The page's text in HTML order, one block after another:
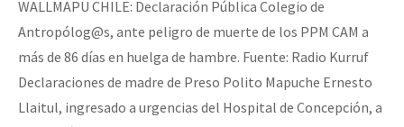
WALLMAPU CHILE: Declaración Pública Colegio de
Antropólog@s, ante peligro de muerte de los PPM CAM a
más de 86 días en huelga de hambre. Fuente: Radio Kurruf
Declaraciones de madre de Preso Polito Mapuche Ernesto
Llaitul, ingresado a urgencias del Hospital de Concepción, a